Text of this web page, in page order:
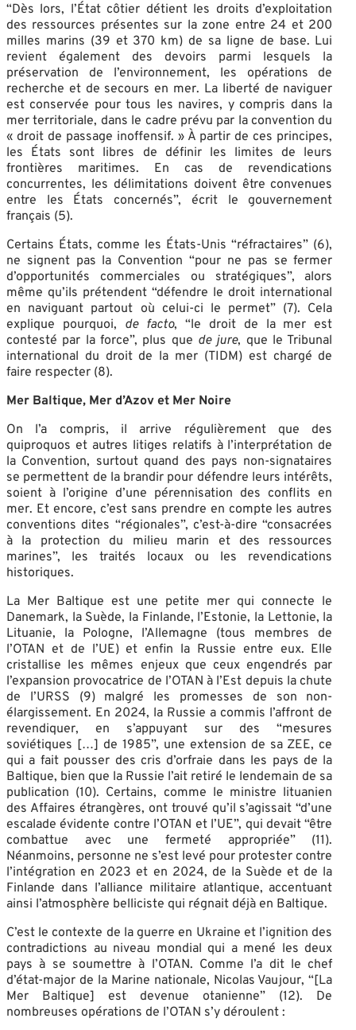
“Dès lors, l’État côtier détient les droits d’exploitation
des ressources présentes sur la zone entre 24 et 200
milles marins (39 et 370 km) de sa ligne de base. Lui
revient également des devoirs parmi lesquels la
préservation de l’environnement, les opérations de
recherche et de secours en mer. La liberté de naviguer
est conservée pour tous les navires, y compris dans la
mer territoriale, dans le cadre prévu par la convention du
« droit de passage inoffensif. » À partir de ces principes,
les États sont libres de définir les limites de leurs
frontières maritimes. En cas de revendications
concurrentes, les délimitations doivent être convenues
entre les États concernés”, écrit le gouvernement
français (5).
Certains États, comme les États-Unis “réfractaires” (6),
ne signent pas la Convention “pour ne pas se fermer
d’opportunités commerciales ou stratégiques”, alors
même qu’ils prétendent “défendre le droit international
en naviguant partout où celui-ci le permet” (7). Cela
explique pourquoi, de facto, “le droit de la mer est
contesté par la force”, plus que de jure, que le Tribunal
international du droit de la mer (TIDM) est chargé de
faire respecter (8).
Mer Baltique, Mer d’Azov et Mer Noire
On l’a compris, il arrive régulièrement que des
quiproquos et autres litiges relatifs à l’interprétation de
la Convention, surtout quand des pays non-signataires
se permettent de la brandir pour défendre leurs intérêts,
soient à l’origine d’une pérennisation des conflits en
mer. Et encore, c’est sans prendre en compte les autres
conventions dites “régionales”, c’est-à-dire “consacrées
à la protection du milieu marin et des ressources
marines”, les traités locaux ou les revendications
historiques.
La Mer Baltique est une petite mer qui connecte le
Danemark, la Suède, la Finlande, l’Estonie, la Lettonie, la
Lituanie, la Pologne, l’Allemagne (tous membres de
l’OTAN et de l’UE) et enfin la Russie entre eux. Elle
cristallise les mêmes enjeux que ceux engendrés par
l’expansion provocatrice de l’OTAN à l’Est depuis la chute
de l’URSS (9) malgré les promesses de son non-
élargissement. En 2024, la Russie a commis l’affront de
revendiquer, en s’appuyant sur des “mesures
soviétiques […] de 1985”, une extension de sa ZEE, ce
qui a fait pousser des cris d’orfraie dans les pays de la
Baltique, bien que la Russie l’ait retiré le lendemain de sa
publication (10). Certains, comme le ministre lituanien
des Affaires étrangères, ont trouvé qu’il s’agissait “d’une
escalade évidente contre l’OTAN et l’UE”, qui devait “être
combattue avec une fermeté appropriée” (11).
Néanmoins, personne ne s’est levé pour protester contre
l’intégration en 2023 et en 2024, de la Suède et de la
Finlande dans l’alliance militaire atlantique, accentuant
ainsi l’atmosphère belliciste qui régnait déjà en Baltique.
C’est le contexte de la guerre en Ukraine et l’ignition des
contradictions au niveau mondial qui a mené les deux
pays à se soumettre à l’OTAN. Comme l’a dit le chef
d’état-major de la Marine nationale, Nicolas Vaujour, “[La
Mer Baltique] est devenue otanienne” (12). De
nombreuses opérations de l’OTAN s’y déroulent :